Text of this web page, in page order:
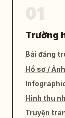
Trường
Bài đăng
Hồ sơ /
Hình thu
Truyện